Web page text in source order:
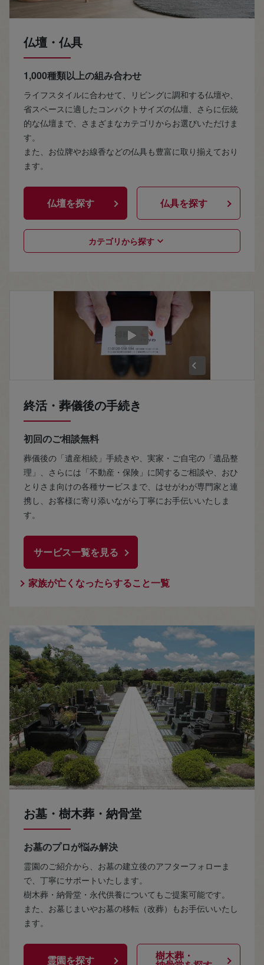
仏壇・仏具
1,000種類以上の組み合わせ
ライフスタイルに合わせて、リビングに調和する仏壇や、
省スペースに適したコンパクトサイズの仏壇、さらに伝統
的な仏壇まで、さまざまなカテゴリからお選びいただけま
す。
また、お位牌やお線香などの仏具も豊富に取り揃えており
ます。
仏壇を探す 仏具を探す
カテゴリから探す
終活・葬儀後の手続き
初回のご相談無料
葬儀後の「遺産相続」手続きや、実家・ご自宅の「遺品整
理」、さらには「不動産・保険」に関するご相談や、おひ
とりさま向けの各種サービスまで、はせがわが専門家と連
携し、お客様に寄り添いながら丁寧にお手伝いいたしま
す。
サービス一覧を見る
家族が亡くなったらすること一覧
お墓・樹木葬・納骨堂
お墓のプロが悩み解決
霊園のご紹介から、お墓の建立後のアフターフォローま
で、丁寧にサポートいたします。
樹木葬・納骨堂・永代供養についてもご提案可能です。
また、お墓じまいやお墓の移転（改葬）もお手伝いいたし
ます。
霊園を探す 樹木葬・